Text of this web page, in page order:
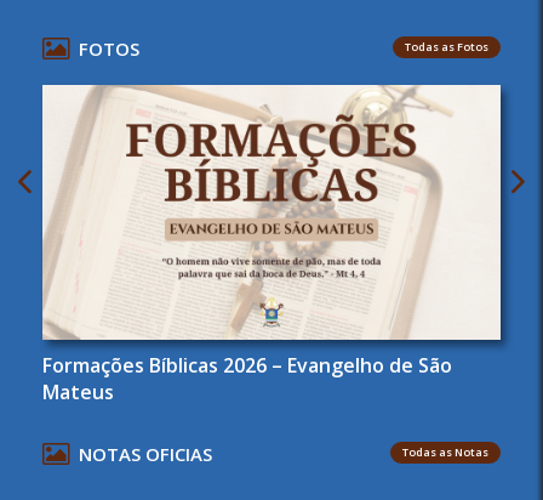
FOTOS Todas as Fotos
Formações Bíblicas 2026 – Evangelho de São
Mateus
NOTAS OFICIAS Todas as Notas